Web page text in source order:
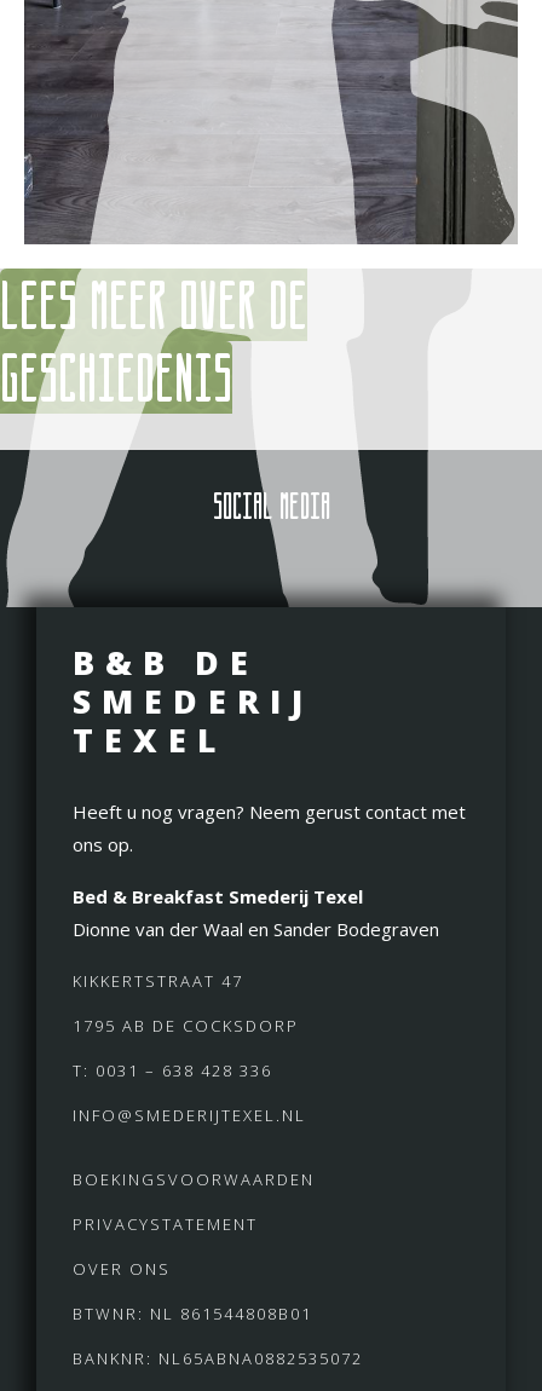
Lees meer over de
geschiedenis
SOCIAL MEDIA
B&B DE
SMEDERIJ
TEXEL
Heeft u nog vragen? Neem gerust contact met
ons op.
Bed & Breakfast Smederij Texel
Dionne van der Waal en Sander Bodegraven
KIKKERTSTRAAT 47
1795 AB DE COCKSDORP
T: 0031 – 638 428 336
INFO@SMEDERIJTEXEL.NL
BOEKINGSVOORWAARDEN
PRIVACYSTATEMENT
OVER ONS
BTWNR: NL 861544808B01
BANKNR: NL65ABNA0882535072